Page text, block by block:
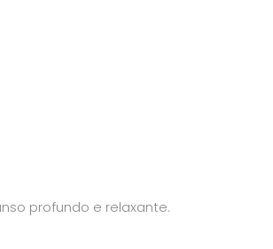
profundo e relaxante.